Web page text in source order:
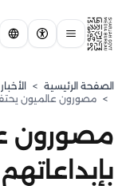
الصفحة الرئيسية > الأخبار
> مصورون عالميون
مصورون